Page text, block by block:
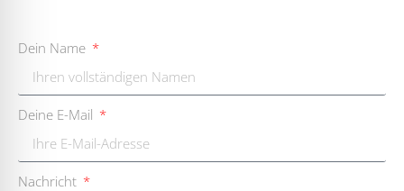
Dein Name
Deine E-Mail
Nachricht